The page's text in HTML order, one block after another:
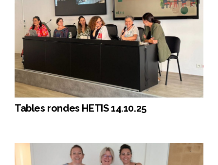
Tables rondes HETIS 14.10.25